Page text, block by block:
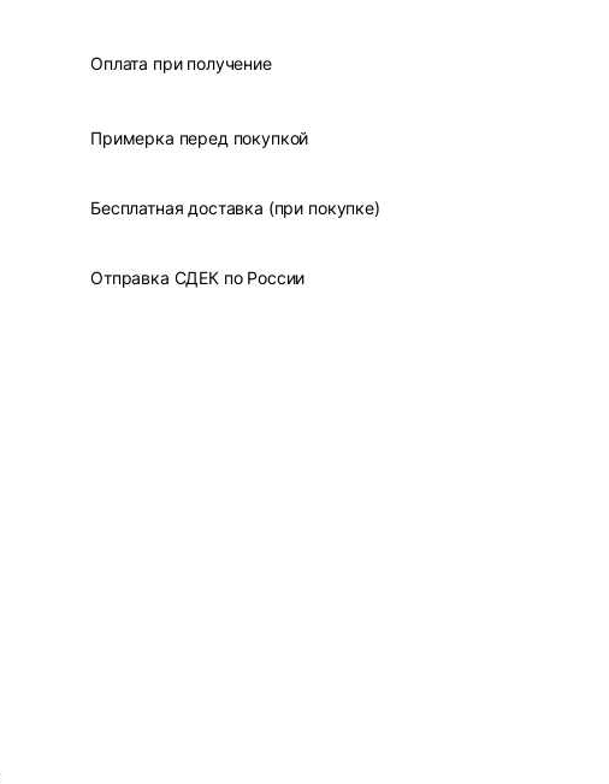
Оплата при получение
Примерка перед покупкой
Бесплатная доставка (при покупке)
Отправка СДЕК по России